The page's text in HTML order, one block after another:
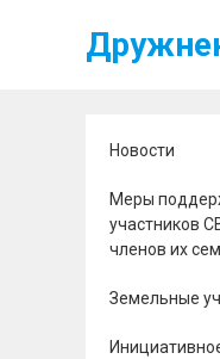
Новости
Меры
участников
членов их
Земельные